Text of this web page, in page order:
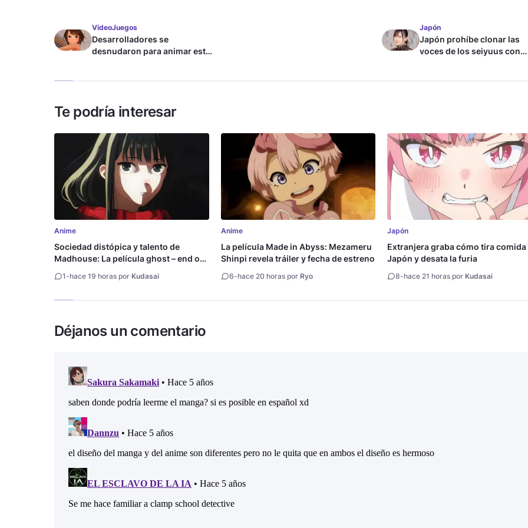
VideoJuegos
Desarrolladores se
desnudaron para animar este
Japón
Japón prohíbe clonar las
voces de los seiyuus con
Te podría interesar
Anime
Sociedad distópica y talento de
Madhouse: La película ghost – end of
1-hace 19 horas por Kudasai
Anime
La película Made in Abyss: Mezameru
Shinpi revela tráiler y fecha de estreno
6-hace 20 horas por Ryo
Japón
Extranjera graba cómo tira comida
Japón y desata la furia
8-hace 21 horas por Kudasai
Déjanos un comentario